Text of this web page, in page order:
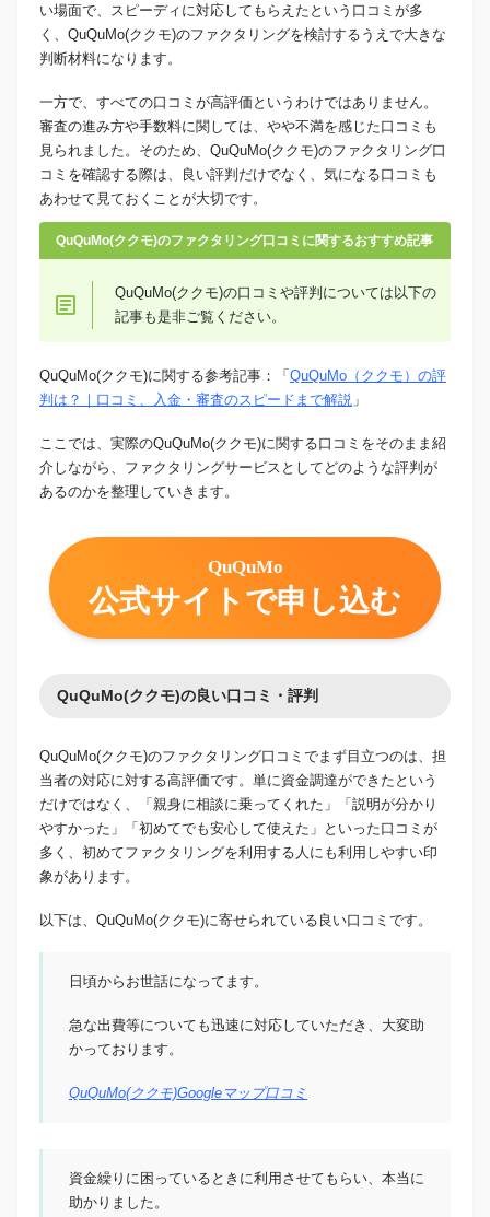
い場面で、スピーディに対応してもらえたという口コミが多
く、QuQuMo(ククモ)のファクタリングを検討するうえで大きな
判断材料になります。
一方で、すべての口コミが高評価というわけではありません。
審査の進み方や手数料に関しては、やや不満を感じた口コミも
見られました。そのため、QuQuMo(ククモ)のファクタリング口
コミを確認する際は、良い評判だけでなく、気になる口コミも
あわせて見ておくことが大切です。
QuQuMo(ククモ)のファクタリング口コミに関するおすすめ記事
QuQuMo(ククモ)の口コミや評判については以下の
記事も是非ご覧ください。
QuQuMo(ククモ)に関する参考記事：「 QuQuMo（ククモ）の評
判は？｜口コミ、入金・審査のスピードまで解説 」
ここでは、実際のQuQuMo(ククモ)に関する口コミをそのまま紹
介しながら、ファクタリングサービスとしてどのような評判が
あるのかを整理していきます。
QuQuMo
公式サイトで申し込む
QuQuMo(ククモ)の良い口コミ・評判
QuQuMo(ククモ)のファクタリング口コミでまず目立つのは、担
当者の対応に対する高評価です。単に資金調達ができたという
だけではなく、「親身に相談に乗ってくれた」「説明が分かり
やすかった」「初めてでも安心して使えた」といった口コミが
多く、初めてファクタリングを利用する人にも利用しやすい印
象があります。
以下は、QuQuMo(ククモ)に寄せられている良い口コミです。
日頃からお世話になってます。
急な出費等についても迅速に対応していただき、大変助
かっております。
QuQuMo(ククモ)Googleマップ口コミ
資金繰りに困っているときに利用させてもらい、本当に
助かりました。